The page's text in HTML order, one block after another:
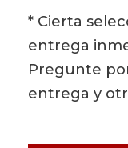
* Cierta
entrega
Pregunte
entrega y